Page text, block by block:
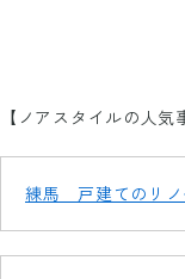
【ノアスタイルの人気
練馬 戸建てのリノ